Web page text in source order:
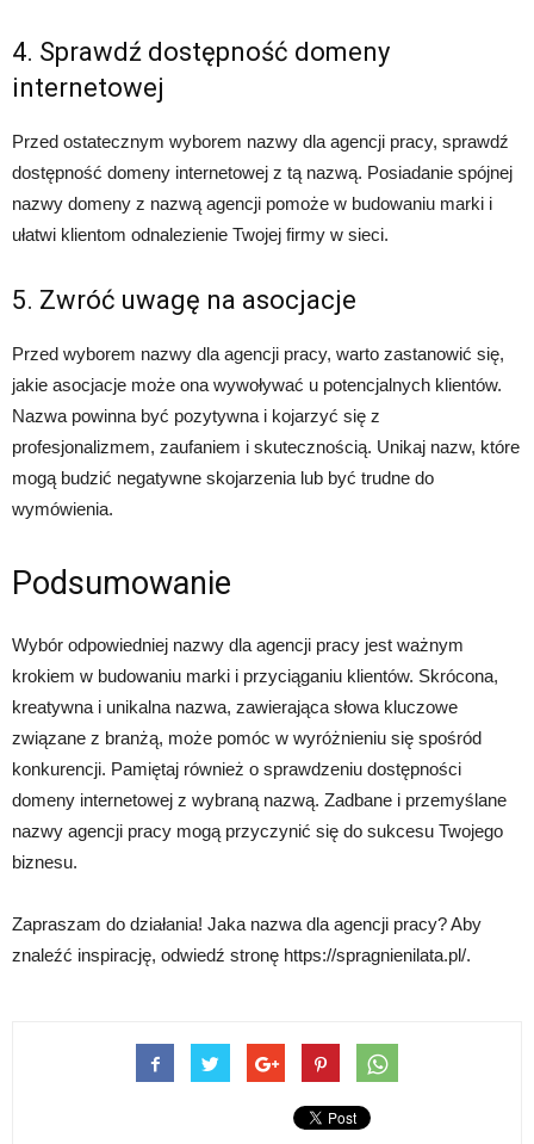
4. Sprawdź dostępność domeny
internetowej
Przed ostatecznym wyborem nazwy dla agencji pracy, sprawdź
dostępność domeny internetowej z tą nazwą. Posiadanie spójnej
nazwy domeny z nazwą agencji pomoże w budowaniu marki i
ułatwi klientom odnalezienie Twojej firmy w sieci.
5. Zwróć uwagę na asocjacje
Przed wyborem nazwy dla agencji pracy, warto zastanowić się,
jakie asocjacje może ona wywoływać u potencjalnych klientów.
Nazwa powinna być pozytywna i kojarzyć się z
profesjonalizmem, zaufaniem i skutecznością. Unikaj nazw, które
mogą budzić negatywne skojarzenia lub być trudne do
wymówienia.
Podsumowanie
Wybór odpowiedniej nazwy dla agencji pracy jest ważnym
krokiem w budowaniu marki i przyciąganiu klientów. Skrócona,
kreatywna i unikalna nazwa, zawierająca słowa kluczowe
związane z branżą, może pomóc w wyróżnieniu się spośród
konkurencji. Pamiętaj również o sprawdzeniu dostępności
domeny internetowej z wybraną nazwą. Zadbane i przemyślane
nazwy agencji pracy mogą przyczynić się do sukcesu Twojego
biznesu.
Zapraszam do działania! Jaka nazwa dla agencji pracy? Aby
znaleźć inspirację, odwiedź stronę https://spragnienilata.pl/.